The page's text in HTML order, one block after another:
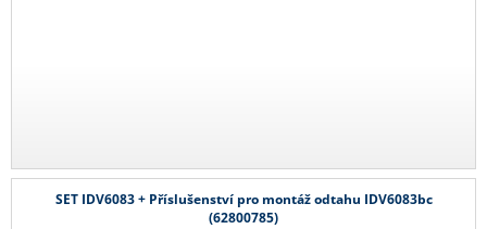
SET IDV6083 + Příslušenství pro montáž odtahu IDV6083bc
(62800785)